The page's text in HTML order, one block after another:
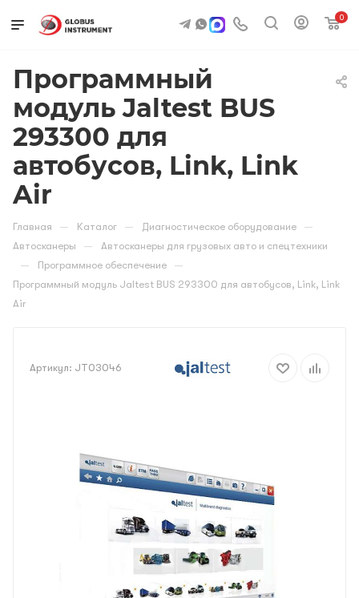
0
Программный
модуль Jaltest BUS
293300 для
автобусов, Link, Link
Air
Главная — Каталог — Диагностическое оборудование —
Автосканеры — Автосканеры для грузовых авто и спецтехники
— Программное обеспечение —
Программный модуль Jaltest BUS 293300 для автобусов, Link, Link
Air
Артикул: JT03046